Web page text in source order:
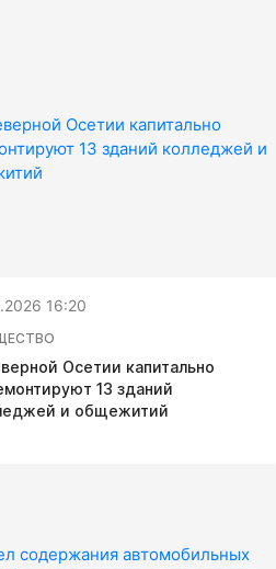
16:20
Осетии капитально
13 зданий
и общежитий